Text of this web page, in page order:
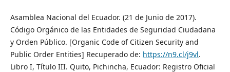
Asamblea Nacional del Ecuador. (21 de Junio de 2017).
Código Orgánico de las Entidades de Seguridad Ciudadana
y Orden Público. [Organic Code of Citizen Security and
Public Order Entities] Recuperado de: https://n9.cl/j9vl.
Libro I, Título III. Quito, Pichincha, Ecuador: Registro Oficial